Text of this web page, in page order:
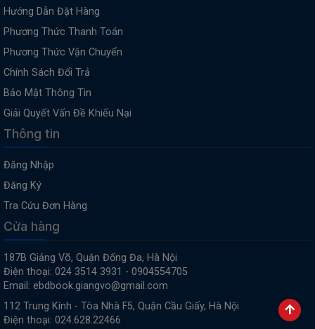
Hướng Dẫn Đặt Hàng
Phương Thức Thanh Toán
Phương Thức Vận Chuyển
Chính Sách Đổi Trả
Bảo Mật Thông Tin
Giải Quyết Vấn Đề Khiếu Nại
Thông tin
Đăng Nhập
Đăng Ký
Tra Cứu Đơn Hàng
Cửa hàng
187B Giảng Võ, Quận Đống Đa, Hà Nội
Điện thoại: 024 3514 3931 - 0904554705
Email: ebdbook.giangvo@gmail.com
112 Trung Kính - Tòa Nhà F5, Quận Cầu Giấy, Hà Nội
Điện thoại: 024.628.22466